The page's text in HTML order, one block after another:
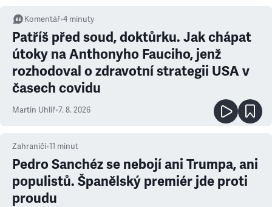
Komentář•4 minuty
Patříš před soud, doktůrku. Jak chápat
útoky na Anthonyho Fauciho, jenž
rozhodoval o zdravotní strategii USA v
časech covidu
Martin Uhlíř•7. 8. 2026
Zahraničí•11 minut
Pedro Sanchéz se nebojí ani Trumpa, ani
populistů. Španělský premiér jde proti
proudu